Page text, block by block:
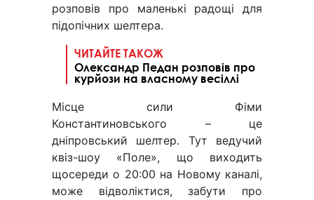
розповів про маленькі радощі для
підопічних шелтера.
ЧИТАЙТЕ ТАКОЖ
Олександр Педан розповів про
курйози на власному весіллі
Місце сили Фіми
Константиновського – це
дніпровський шелтер. Тут ведучий
квіз-шоу «Поле», що виходить
щосереди о 20:00 на Новому каналі,
може відволіктися, забути про